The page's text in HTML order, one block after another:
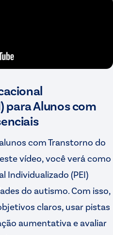
para Alunos com
com Transtorno do
vídeo, você verá como
Individualizado (PEI)
do autismo. Com isso,
claros, usar pistas
aumentativa e avaliar